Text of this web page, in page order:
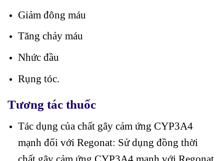
Giảm đông máu
Tăng chảy máu
Nhức đầu
Rụng tóc.
Tương tác thuốc
Tác dụng của chất gây cảm ứng CYP3A4
mạnh đối với Regonat: Sử dụng đồng thời